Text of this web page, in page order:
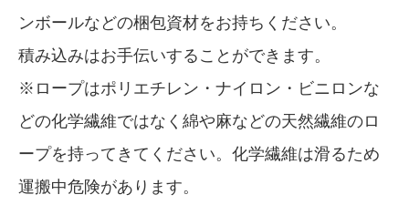
ンボールなどの梱包資材をお持ちください。
積み込みはお手伝いすることができます。
※ロープはポリエチレン・ナイロン・ビニロンな
どの化学繊維ではなく綿や麻などの天然繊維のロ
ープを持ってきてください。化学繊維は滑るため
運搬中危険があります。